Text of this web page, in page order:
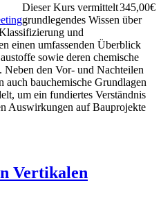
345,00€
Dieser Kurs vermittelt
grundlegendes Wissen über
und
einen umfassenden Überblick
sowie deren chemische
Neben den Vor- und Nachteilen
auch bauchemische Grundlagen
um ein fundiertes Verständnis
Auswirkungen auf Bauprojekte
Vertikalen